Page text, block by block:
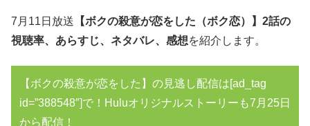
7月11日放送 【ボクの殺意が恋をした （ボク恋）
】2話の
視聴率、あらすじ、ネタバレ、感想を紹介します。
【ボクの殺意が恋をした】の見逃し配信は[ad_tag
id=”388548″]で！Huluオリジナルストーリーも7月25日
から配信！